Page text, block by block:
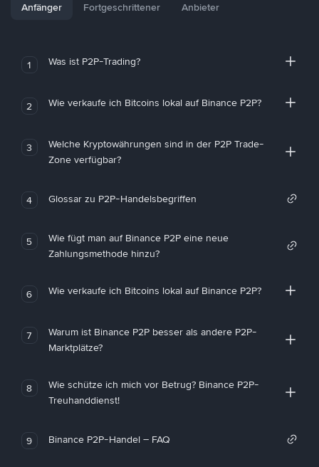
Anfänger Fortgeschrittener Anbieter
1 Was ist P2P-Trading?
2 Wie verkaufe ich Bitcoins lokal auf Binance P2P?
3
Welche Kryptowährungen sind in der P2P Trade-
Zone verfügbar?
4 Glossar zu P2P-Handelsbegriffen
5
Wie fügt man auf Binance P2P eine neue
Zahlungsmethode hinzu?
6 Wie verkaufe ich Bitcoins lokal auf Binance P2P?
7
Warum ist Binance P2P besser als andere P2P-
Marktplätze?
8
Wie schütze ich mich vor Betrug? Binance P2P-
Treuhanddienst!
9 Binance P2P-Handel – FAQ